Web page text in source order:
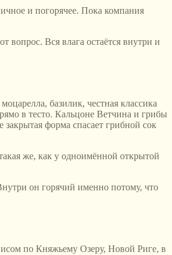
и погорячее. Пока компания
вопрос. Вся влага остаётся внутри и
базилик, честная классика
в тесто. Кальцоне Ветчина и грибы
форма спасает грибной сок
же, как у одноимённой открытой
он горячий именно потому, что
по Княжьему Озеру, Новой Риге, в